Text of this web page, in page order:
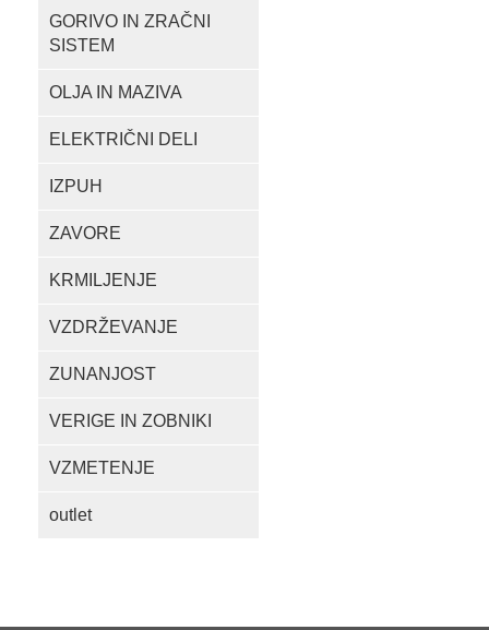
GORIVO IN ZRAČNI
SISTEM
OLJA IN MAZIVA
ELEKTRIČNI DELI
IZPUH
ZAVORE
KRMILJENJE
VZDRŽEVANJE
ZUNANJOST
VERIGE IN ZOBNIKI
VZMETENJE
outlet